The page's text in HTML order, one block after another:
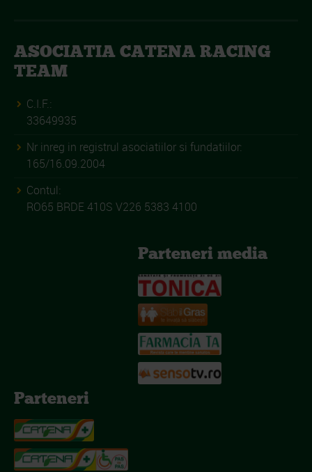
ASOCIATIA CATENA RACING
TEAM
C.I.F.:
33649935
Nr inreg in registrul asociatiilor si fundatiilor:
165/16.09.2004
Contul:
RO65 BRDE 410S V226 5383 4100
Parteneri
Parteneri media